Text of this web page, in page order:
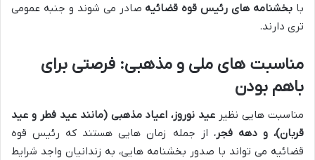
با بخشنامه های رئیس قوه قضائیه صادر می شوند و جنبه عمومی
تری دارند.
مناسبت های ملی و مذهبی: فرصتی برای
باهم بودن
مناسبت هایی نظیر عید نوروز، اعیاد مذهبی (مانند عید فطر و عید
قربان)، و دهه فجر، از جمله زمان هایی هستند که رئیس قوه
قضائیه می تواند با صدور بخشنامه هایی، به زندانیان واجد شرایط